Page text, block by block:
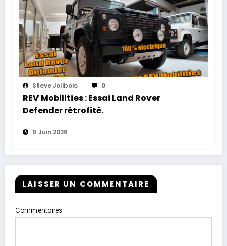
Steve Jolibois 0
REV Mobilities : Essai Land Rover
Defender rétrofité.
9 Juin 2026
LAISSER UN COMMENTAIRE
Commentaires